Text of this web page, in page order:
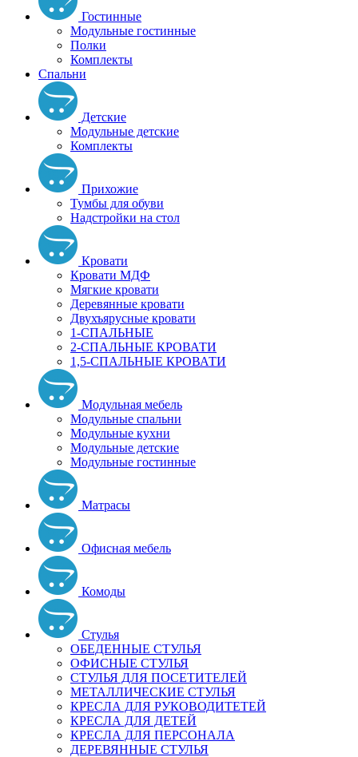
Гостинные
Модульные гостинные
Полки
Комплекты
Спальни
Детские
Модульные детские
Комплекты
Прихожие
Тумбы для обуви
Надстройки на стол
Кровати
Кровати МДФ
Мягкие кровати
Деревянные кровати
Двухъярусные кровати
1-СПАЛЬНЫЕ
2-СПАЛЬНЫЕ КРОВАТИ
1,5-СПАЛЬНЫЕ КРОВАТИ
Модульная мебель
Модульные спальни
Модульные кухни
Модульные детские
Модульные гостинные
Матрасы
Офисная мебель
Комоды
Стулья
ОБЕДЕННЫЕ СТУЛЬЯ
ОФИСНЫЕ СТУЛЬЯ
СТУЛЬЯ ДЛЯ ПОСЕТИТЕЛЕЙ
МЕТАЛЛИЧЕСКИЕ СТУЛЬЯ
КРЕСЛА ДЛЯ РУКОВОДИТЕТЕЙ
КРЕСЛА ДЛЯ ДЕТЕЙ
КРЕСЛА ДЛЯ ПЕРСОНАЛА
ДЕРЕВЯННЫЕ СТУЛЬЯ